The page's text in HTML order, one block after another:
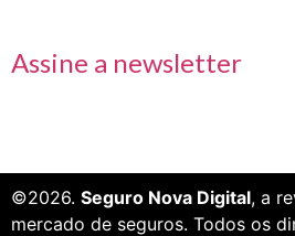
Assine a newsletter
©2026. Seguro Nova Digital, a
mercado de seguros. Todos os